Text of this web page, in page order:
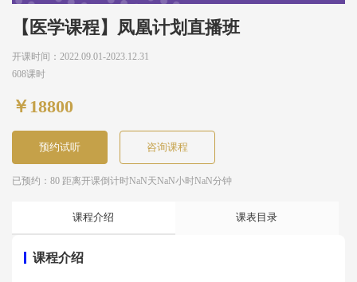
【医学课程】凤凰计划直播班
开课时间：2022.09.01-2023.12.31
608课时
￥18800
预约试听 咨询课程
已预约：80 距离开课倒计时NaN天NaN小时NaN分钟
课程介绍 课表目录
课程介绍